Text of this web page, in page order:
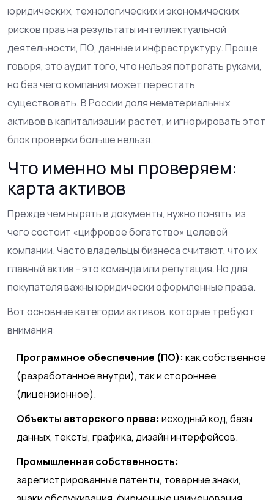
юридических, технологических и экономических
рисков прав на результаты интеллектуальной
деятельности, ПО, данные и инфраструктуру.Проще
говоря, это аудит того, что нельзя потрогать руками,
но без чего компания может перестать
существовать. В России доля нематериальных
активов в капитализации растет, и игнорировать этот
блок проверки больше нельзя.
Что именно мы проверяем:
карта активов
Прежде чем нырять в документы, нужно понять, из
чего состоит «цифровое богатство» целевой
компании. Часто владельцы бизнеса считают, что их
главный актив - это команда или репутация. Но для
покупателя важны юридически оформленные права.
Вот основные категории активов, которые требуют
внимания:
Программное обеспечение (ПО): как собственное
(разработанное внутри), так и стороннее
(лицензионное).
Объекты авторского права: исходный код, базы
данных, тексты, графика, дизайн интерфейсов.
Промышленная собственность:
зарегистрированные патенты, товарные знаки,